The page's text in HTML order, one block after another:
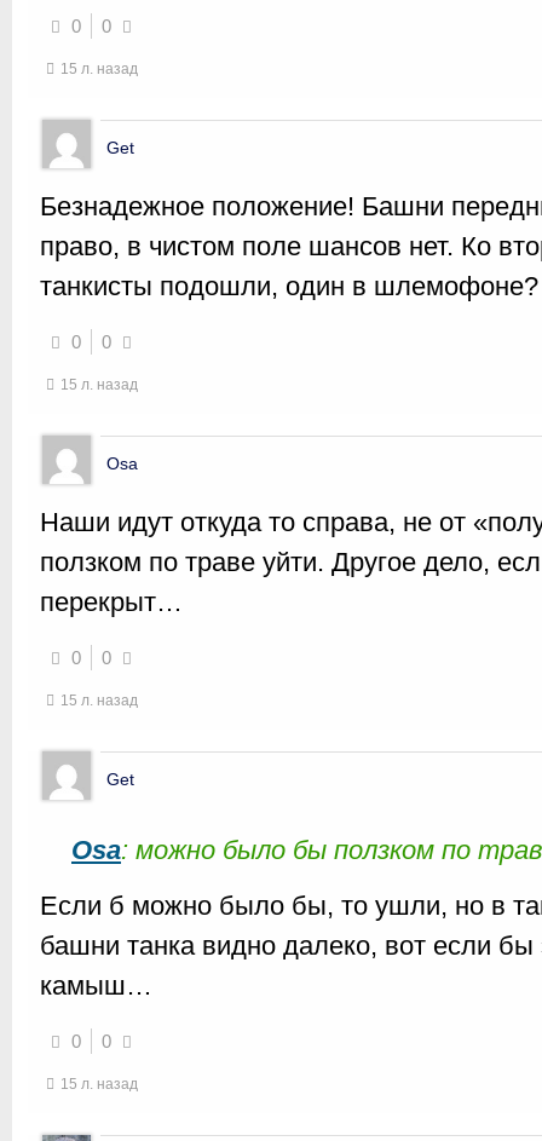
0 0
15 л. назад
Get
Безнадежное положение! Башни
право, в чистом поле шансов нет. Ко
танкисты подошли, один в шлемофоне?
0 0
15 л. назад
Osa
Наши идут откуда то справа, не от
ползком по траве уйти. Другое дело,
перекрыт…
0 0
15 л. назад
Get
Osa: можно было бы ползком по
Если б можно было бы, то ушли, но в
башни танка видно далеко, вот если бы
камыш…
0 0
15 л. назад